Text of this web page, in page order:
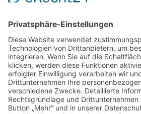
Das sagen
Kunden zu